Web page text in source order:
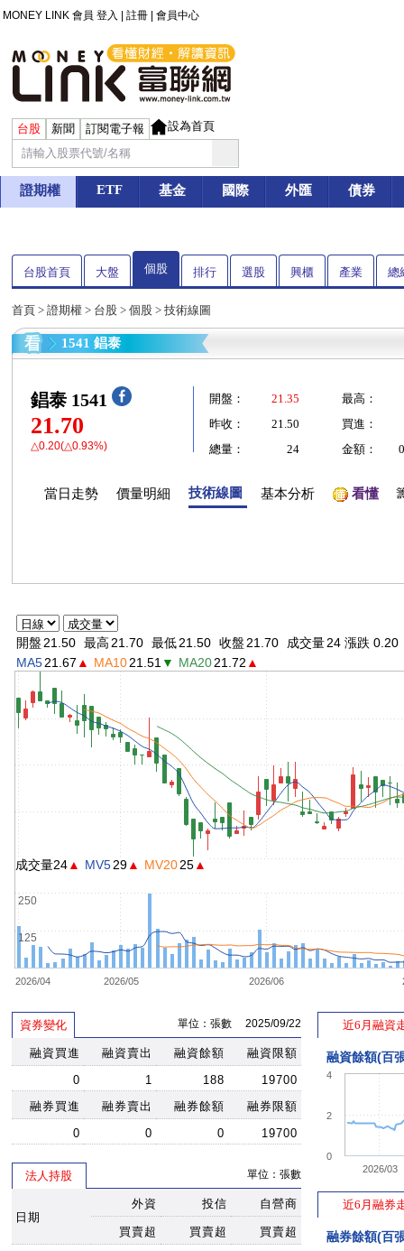
MONEY LINK 會員 登入 註冊 會員中心
台股 新聞 訂閱電子報 設為首頁
證期權 ETF 基金 國際 外匯 債券
台股首頁 大盤 個股 排行 選股 興櫃 產業 總
首頁 > 證期權 > 台股 > 個股 > 技術線圖
1541 錩泰
錩泰 1541
21.70
△0.20(△0.93%)
開盤： 21.35
最高：
昨收：
21.50
買進：
總量：
24 金額：
當日走勢 價量明細 技術線圖 基本分析 看懂
開盤 21.50 最高 21.70 最低21.50 收盤 21.70 成交量24 漲跌 0.20
MA521.67 ▲ MA1021.51 ▼ MA2021.72 ▲
2026/04 2026/05 2026/06
125
250
成交量24▲ MV529▲ MV2025▲
資券變化 單位：張數 2025/09/22
融資買進 融資賣出 融資餘額
融資限額
0
1 188
19700
融券買進
融券賣出 融券餘額
融券限額
0
0 0 19700
法人持股 單位：張數
日期
外資 投信 自營商
買賣超 買賣超
買賣超
近6月融資
融資餘額(百
2026/03
0
2
4
近6月融券
融券餘額(百